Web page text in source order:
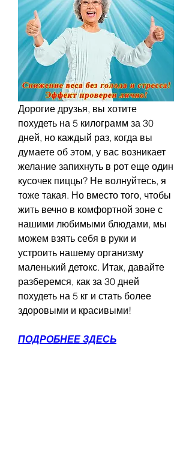
Дорогие друзья, вы хотите
похудеть на 5 килограмм за 30
дней, но каждый раз, когда вы
думаете об этом, у вас возникает
желание запихнуть в рот еще один
кусочек пиццы? Не волнуйтесь, я
тоже такая. Но вместо того, чтобы
жить вечно в комфортной зоне с
нашими любимыми блюдами, мы
можем взять себя в руки и
устроить нашему организму
маленький детокс. Итак, давайте
разберемся, как за 30 дней
похудеть на 5 кг и стать более
здоровыми и красивыми!
ПОДРОБНЕЕ ЗДЕСЬ